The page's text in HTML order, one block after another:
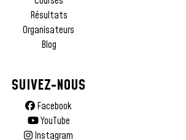
Résultats
Organisateurs
Blog
SUIVEZ-NOUS
Facebook
YouTube
Instagram